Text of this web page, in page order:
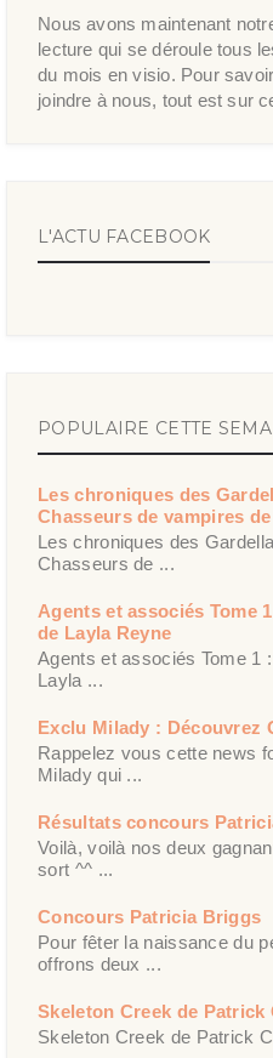
Nous avons maintenant
lecture qui se déroule tous
du mois en visio. Pour
joindre à nous, tout est sur
L'ACTU FACEBOOK
POPULAIRE CETTE
Les chroniques des
Chasseurs de vampires
Les chroniques des
Chasseurs de ...
Agents et associés Tome
de Layla Reyne
Agents et associés Tome 1
Layla ...
Exclu Milady : Découvrez
Rappelez vous cette news
Milady qui ...
Résultats concours
Voilà, voilà nos deux
sort ^^ ...
Concours Patricia Briggs
Pour fêter la naissance du
offrons deux ...
Skeleton Creek de Patrick
Skeleton Creek de Patrick